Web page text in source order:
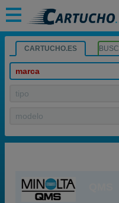
CARTUCHO.ES
marca
tipo
modelo